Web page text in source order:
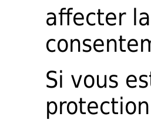
affecter
Si vous